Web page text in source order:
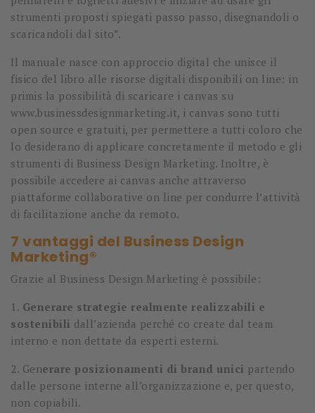
strumenti proposti spiegati passo passo, disegnandoli o
scaricandoli dal sito”.
Il manuale nasce con approccio digital che unisce il
fisico del libro alle risorse digitali disponibili on line: in
primis la possibilità di scaricare i canvas su
www.businessdesignmarketing.it, i canvas sono tutti
open source e gratuiti, per permettere a tutti coloro che
lo desiderano di applicare concretamente il metodo e gli
strumenti di Business Design Marketing. Inoltre, è
possibile accedere ai canvas anche attraverso
piattaforme collaborative on line per condurre l’attività
di facilitazione anche da remoto.
7 vantaggi del Business Design
Marketing®
Grazie al Business Design Marketing è possibile:
1. Generare strategie realmente realizzabili e
sostenibili dall’azienda perché co create dal team
interno e non dettate da esperti esterni.
2. Generare posizionamenti di brand unici partendo
dalle persone interne all’organizzazione e, per questo,
non copiabili.